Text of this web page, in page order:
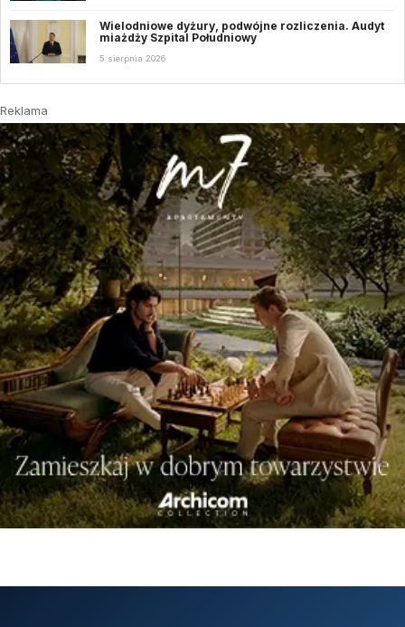
Wielodniowe dyżury, podwójne rozliczenia. Audyt
miażdży Szpital Południowy
5 sierpnia 2026
Reklama